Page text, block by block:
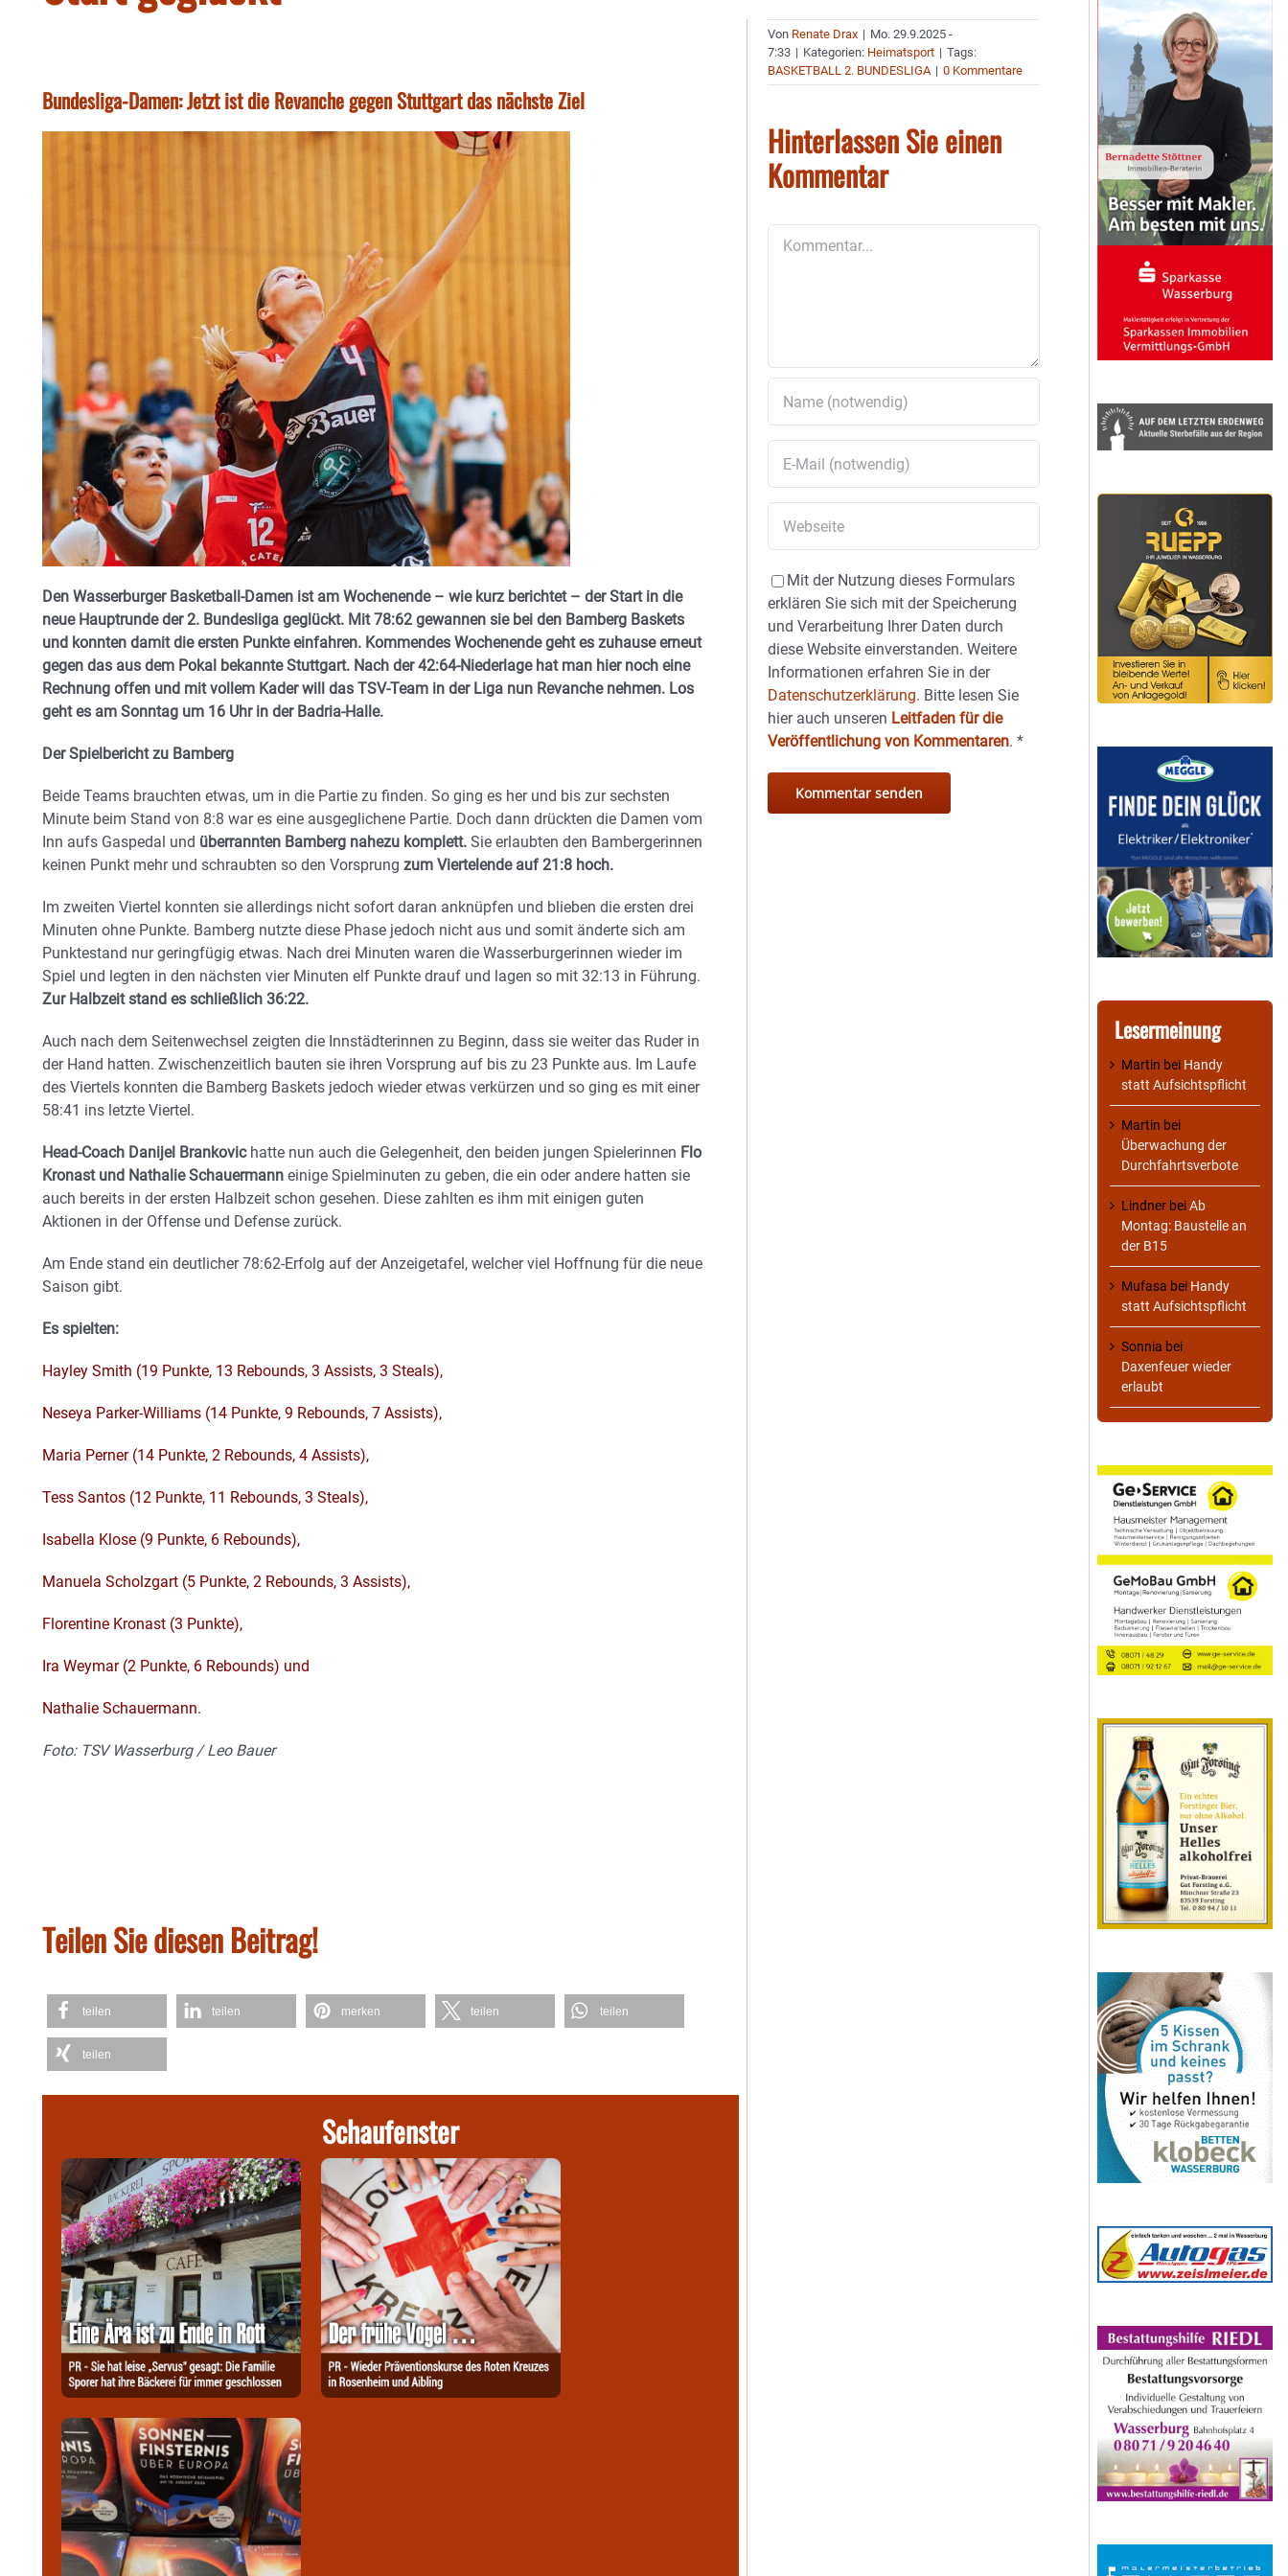
Bundesliga-Damen: Jetzt ist die Revanche gegen Stuttgart das nächste Ziel
Den Wasserburger Basketball-Damen ist am Wochenende – wie kurz berichtet – der Start in die
neue Hauptrunde der 2. Bundesliga geglückt. Mit 78:62 gewannen sie bei den Bamberg Baskets
und konnten damit die ersten Punkte einfahren. Kommendes Wochenende geht es zuhause erneut
gegen das aus dem Pokal bekannte Stuttgart. Nach der 42:64-Niederlage hat man hier noch eine
Rechnung offen und mit vollem Kader will das TSV-Team in der Liga nun Revanche nehmen. Los
geht es am Sonntag um 16 Uhr in der Badria-Halle.
Der Spielbericht zu Bamberg
Beide Teams brauchten etwas, um in die Partie zu finden. So ging es her und bis zur sechsten
Minute beim Stand von 8:8 war es eine ausgeglichene Partie. Doch dann drückten die Damen vom
Inn aufs Gaspedal und überrannten Bamberg nahezu komplett. Sie erlaubten den Bambergerinnen
keinen Punkt mehr und schraubten so den Vorsprung zum Viertelende auf 21:8 hoch.
Im zweiten Viertel konnten sie allerdings nicht sofort daran anknüpfen und blieben die ersten drei
Minuten ohne Punkte. Bamberg nutzte diese Phase jedoch nicht aus und somit änderte sich am
Punktestand nur geringfügig etwas. Nach drei Minuten waren die Wasserburgerinnen wieder im
Spiel und legten in den nächsten vier Minuten elf Punkte drauf und lagen so mit 32:13 in Führung.
Zur Halbzeit stand es schließlich 36:22.
Auch nach dem Seitenwechsel zeigten die Innstädterinnen zu Beginn, dass sie weiter das Ruder in
der Hand hatten. Zwischenzeitlich bauten sie ihren Vorsprung auf bis zu 23 Punkte aus. Im Laufe
des Viertels konnten die Bamberg Baskets jedoch wieder etwas verkürzen und so ging es mit einer
58:41 ins letzte Viertel.
Head-Coach Danijel Brankovichatte nun auch die Gelegenheit, den beiden jungen Spielerinnen Flo
Kronast und Nathalie Schauermann einige Spielminuten zu geben, die ein oder andere hatten sie
auch bereits in der ersten Halbzeit schon gesehen. Diese zahlten es ihm mit einigen guten
Aktionen in der Offense und Defense zurück.
Am Ende stand ein deutlicher 78:62-Erfolg auf der Anzeigetafel, welcher viel Hoffnung für die neue
Saison gibt.
Es spielten:
Hayley Smith (19 Punkte, 13 Rebounds, 3 Assists, 3 Steals),
Neseya Parker-Williams (14 Punkte, 9 Rebounds, 7 Assists),
Maria Perner (14 Punkte, 2 Rebounds, 4 Assists),
Tess Santos (12 Punkte, 11 Rebounds, 3 Steals),
Isabella Klose (9 Punkte, 6 Rebounds),
Manuela Scholzgart (5 Punkte, 2 Rebounds, 3 Assists),
Florentine Kronast (3 Punkte),
Ira Weymar (2 Punkte, 6 Rebounds) und
Nathalie Schauermann.
Foto: TSV Wasserburg / Leo Bauer
Teilen Sie diesen Beitrag!
teilen teilen merken teilen teilen
teilen
Schaufenster
Von Renate Drax | Mo. 29.9.2025 -
7:33 | Kategorien: Heimatsport | Tags:
BASKETBALL 2. BUNDESLIGA | 0 Kommentare
Hinterlassen Sie einen
Kommentar
Mit der Nutzung dieses Formulars
erklären Sie sich mit der Speicherung
und Verarbeitung Ihrer Daten durch
diese Website einverstanden. Weitere
Informationen erfahren Sie in der
Datenschutzerklärung. Bitte lesen Sie
hier auch unseren Leitfaden für die
Veröffentlichung von Kommentaren.*
Lesermeinung
Martin bei Handy
statt Aufsichtspflicht
Martin bei
Überwachung der
Durchfahrtsverbote
Lindner beiAb
Montag: Baustelle an
der B15
Mufasa bei Handy
statt Aufsichtspflicht
Sonnia bei
Daxenfeuer wieder
erlaubt